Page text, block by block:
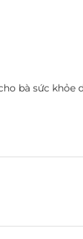
bà sức khỏe